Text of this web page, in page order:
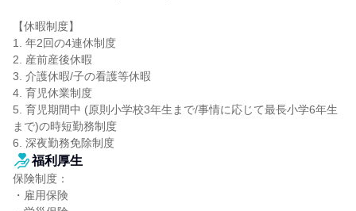
【休暇制度】
1. 年2回の4連休制度
2. 産前産後休暇
3. 介護休暇/子の看護等休暇
4. 育児休業制度
5. 育児期間中 (原則小学校3年生まで/事情に応じて最長小学6年生
まで)の時短勤務制度
6. 深夜勤務免除制度
福利厚生
保険制度：
・雇用保険